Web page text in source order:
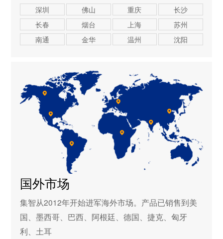
深圳 佛山 重庆
长沙
长春
烟台 上海
苏州
南通
金华 温州 沈阳
国外市场
集智从2012年开始进军海外市场。产品已销售到美
国、墨西哥、巴西、阿根廷、德国、捷克、匈牙
利、土耳